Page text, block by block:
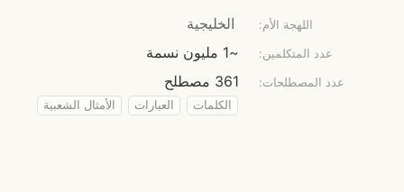
اللهجة الأم: الخليجية
عدد المتكلمين: ~1 مليون نسمة
عدد المصطلحات: 361 مصطلح
الكلمات العبارات الأمثال الشعبية